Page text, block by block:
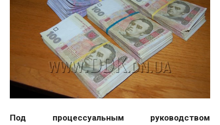
Под процессуальным руководством